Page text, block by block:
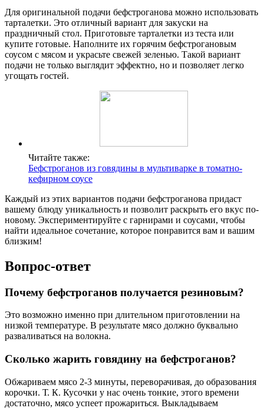
Для оригинальной подачи бефстроганова можно использовать
тарталетки. Это отличный вариант для закуски на
праздничный стол. Приготовьте тарталетки из теста или
купите готовые. Наполните их горячим бефстрогановым
соусом с мясом и украсьте свежей зеленью. Такой вариант
подачи не только выглядит эффектно, но и позволяет легко
угощать гостей.
Читайте также:
Бефстроганов из говядины в мультиварке в томатно-
кефирном соусе
Каждый из этих вариантов подачи бефстроганова придаст
вашему блюду уникальность и позволит раскрыть его вкус по-
новому. Экспериментируйте с гарнирами и соусами, чтобы
найти идеальное сочетание, которое понравится вам и вашим
близким!
Вопрос-ответ
Почему бефстроганов получается резиновым?
Это возможно именно при длительном приготовлении на
низкой температуре. В результате мясо должно буквально
разваливаться на волокна.
Сколько жарить говядину на бефстроганов?
Обжариваем мясо 2-3 минуты, переворачивая, до образования
корочки. Т. К. Кусочки у нас очень тонкие, этого времени
достаточно, мясо успеет прожариться. Выкладываем